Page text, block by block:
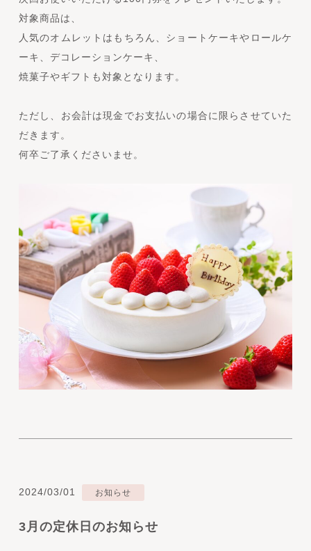
対象商品は、
人気のオムレットはもちろん、ショートケーキやロールケ
ーキ、デコレーションケーキ、
焼菓子やギフトも対象となります。
ただし、お会計は現金でお支払いの場合に限らさせていた
だきます。
何卒ご了承くださいませ。
2024/03/01 お知らせ
3月の定休日のお知らせ